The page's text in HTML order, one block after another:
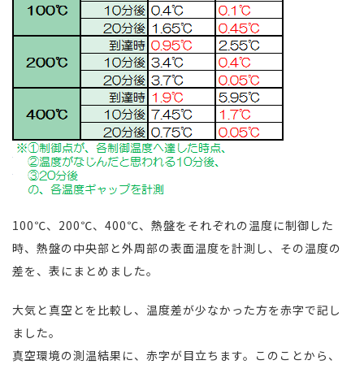
100℃、200℃、400℃、熱盤をそれぞれの温度に制御した
時、熱盤の中央部と外周部の表面温度を計測し、その温度の
差を、表にまとめました。
大気と真空とを比較し、温度差が少なかった方を赤字で記し
ました。
真空環境の測温結果に、赤字が目立ちます。このことから、